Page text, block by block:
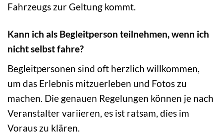
Fahrzeugs zur Geltung kommt.
Kann ich als Begleitperson teilnehmen, wenn ich
nicht selbst fahre?
Begleitpersonen sind oft herzlich willkommen,
um das Erlebnis mitzuerleben und Fotos zu
machen. Die genauen Regelungen können je nach
Veranstalter variieren, es ist ratsam, dies im
Voraus zu klären.